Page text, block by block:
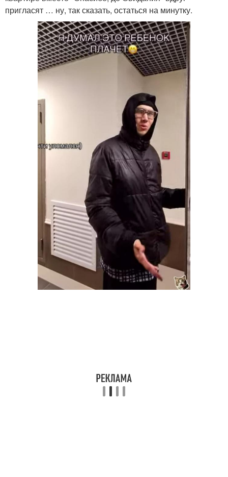
пригласят … ну, так сказать, остаться на минутку.